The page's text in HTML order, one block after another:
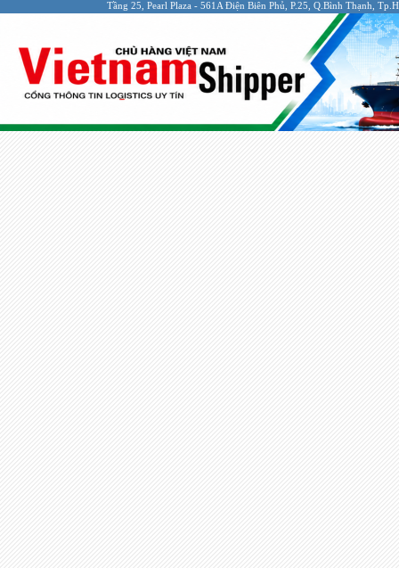
Tầng 25, Pearl Plaza - 561A Điện Biên Phủ, P.25, Q.Bình Thạnh,